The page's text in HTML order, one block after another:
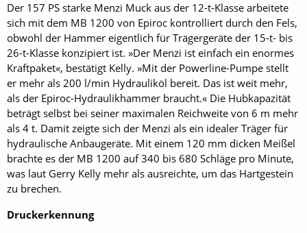
Der 157 PS starke Menzi Muck aus der 12-t-Klasse arbeitete
sich mit dem MB 1200 von Epiroc kontrolliert durch den Fels,
obwohl der Hammer eigentlich für Trägergeräte der 15-t- bis
26-t-Klasse konzipiert ist. »Der Menzi ist einfach ein enormes
Kraftpaket«, bestätigt Kelly. »Mit der Powerline-Pumpe stellt
er mehr als 200 l/min Hydrauliköl bereit. Das ist weit mehr,
als der Epiroc-Hydraulikhammer braucht.« Die Hubkapazität
beträgt selbst bei seiner maximalen Reichweite von 6 m mehr
als 4 t. Damit zeigte sich der Menzi als ein idealer Träger für
hydraulische Anbaugeräte. Mit einem 120 mm dicken Meißel
brachte es der MB 1200 auf 340 bis 680 Schläge pro Minute,
was laut Gerry Kelly mehr als ausreichte, um das Hartgestein
zu brechen.
Druckerkennung